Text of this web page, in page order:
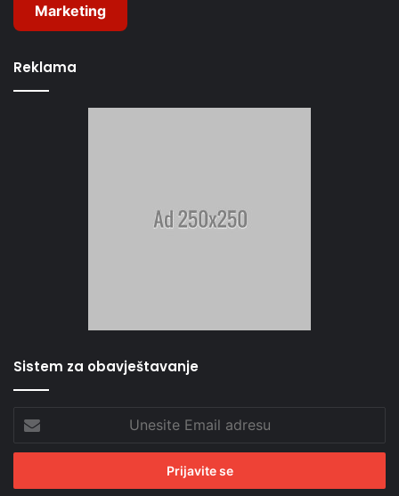
Marketing
Reklama
Sistem za obavještavanje
Email
adresu